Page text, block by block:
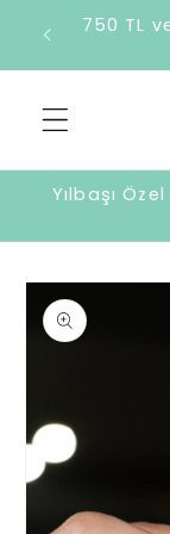
İçeriğe
atla
2500 TL
Yılbaşı
Ürün
bilgisine
atla